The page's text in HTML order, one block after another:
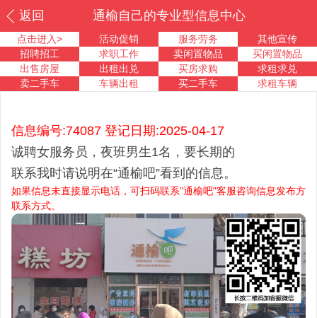
返回 通榆自己的专业型信息中心
点击进入> 活动促销 服务劳务
其他宣传
招聘招工
求职工作 卖闲置物品
买闲置物品
出售房屋
出租出兑 买房求购
求租求兑
卖二手车
车辆出租 买二手车 求租车辆
信息编号:74087 登记日期:2025-04-17
诚聘女服务员，夜班男生1名，要长期的
联系我时请说明在“通榆吧”看到的信息。
如果信息未直接显示电话，可扫码联系"通榆吧"客服咨询信息发布方
联系方式。